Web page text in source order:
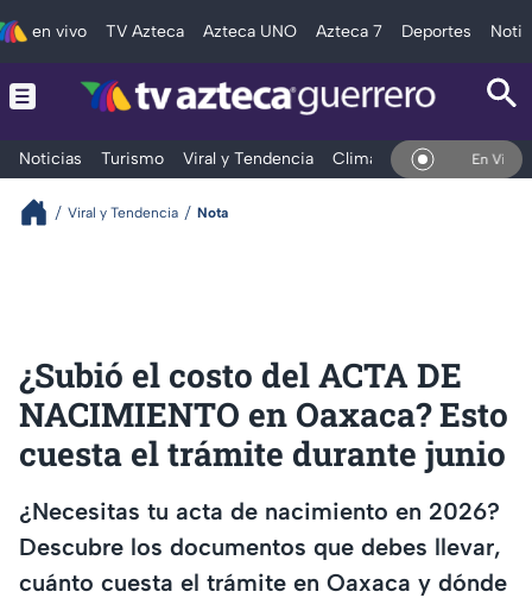
en vivo TV Azteca Azteca UNO Azteca 7 Deportes
Noticias Turismo Viral y Tendencia Clima Deportes En Vivo
Viral y Tendencia Nota
¿Subió el costo del ACTA DE
NACIMIENTO en Oaxaca? Esto
cuesta el trámite durante junio
¿Necesitas tu acta de nacimiento en 2026?
Descubre los documentos que debes llevar,
cuánto cuesta el trámite en Oaxaca y dónde